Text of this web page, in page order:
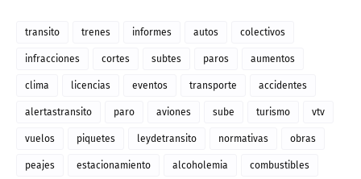
transito trenes informes autos colectivos
infracciones cortes subtes paros aumentos
clima licencias eventos transporte accidentes
alertastransito paro aviones sube turismo vtv
vuelos piquetes leydetransito normativas obras
peajes estacionamiento alcoholemia combustibles